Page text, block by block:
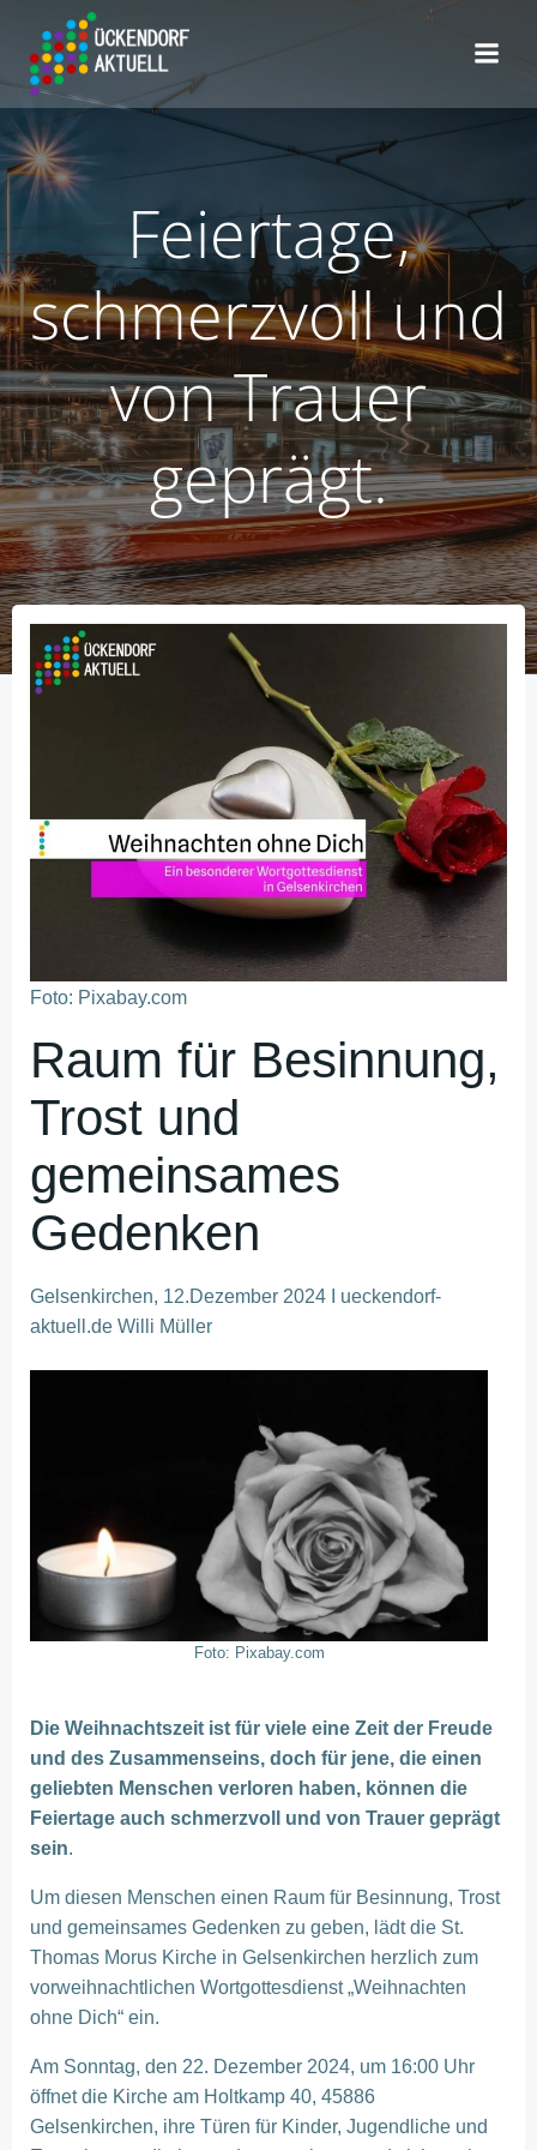
Feiertage,
schmerzvoll und
von Trauer
geprägt.
Foto: Pixabay.com
Raum für Besinnung,
Trost und
gemeinsames
Gedenken
Gelsenkirchen, 12.Dezember 2024 I ueckendorf-
aktuell.de Willi Müller
Foto: Pixabay.com
Die Weihnachtszeit ist für viele eine Zeit der Freude
und des Zusammenseins, doch für jene, die einen
geliebten Menschen verloren haben, können die
Feiertage auch schmerzvoll und von Trauer geprägt
sein.
Um diesen Menschen einen Raum für Besinnung, Trost
und gemeinsames Gedenken zu geben, lädt die St.
Thomas Morus Kirche in Gelsenkirchen herzlich zum
vorweihnachtlichen Wortgottesdienst „Weihnachten
ohne Dich“ ein.
Am Sonntag, den 22. Dezember 2024, um 16:00 Uhr
öffnet die Kirche am Holtkamp 40, 45886
Gelsenkirchen, ihre Türen für Kinder, Jugendliche und